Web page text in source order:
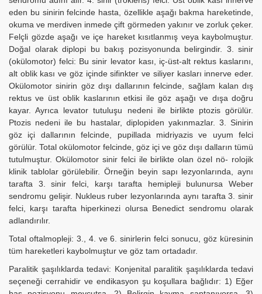
eden bu sinirin felcinde hasta, özellikle aşağı bakma hareketinde,
okuma ve merdiven inmede çift görmeden yakınır ve zorluk çeker.
Felçli gözde aşağı ve içe hareket kısıtlanmış veya kaybolmuştur.
Doğal olarak diplopi bu bakış pozisyonunda belirgindir. 3. sinir
(okülomotor) felci: Bu sinir levator kası, iç-üst-alt rektus kaslarını,
alt oblik kası ve göz içinde sifinkter ve siliyer kasları innerve eder.
Okülomotor sinirin göz dışı dallarının felcinde, sağlam kalan dış
rektus ve üst oblik kaslarının etkisi ile göz aşağı ve dışa doğru
kayar. Ayrıca levator tutuluşu nedeni ile birlikte ptozis görülür.
Ptozis nedeni ile bu hastalar, diplopiden yakınmazlar. 3. Sinirin
göz içi dallarının felcinde, pupillada midriyazis ve uyum felci
görülür. Total okülomotor felcinde, göz içi ve göz dışı dalların tümü
tutulmuştur. Okülomotor sinir felci ile birlikte olan özel nö- rolojik
klinik tablolar görülebilir. Örneğin beyin sapı lezyonlarında, aynı
tarafta 3. sinir felci, karşı tarafta hemipleji bulunursa Weber
sendromu gelişir. Nukleus ruber lezyonlarında aynı tarafta 3. sinir
felci, karşı tarafta hiperkinezi olursa Benedict sendromu olarak
adlandırılır.
Total oftalmopleji: 3., 4. ve 6. sinirlerin felci sonucu, göz küresinin
tüm hareketleri kaybolmuştur ve göz tam ortadadır.
Paralitik şaşılıklarda tedavi: Konjenital paralitik şaşılıklarda tedavi
seçeneği cerrahidir ve endikasyon şu koşullara bağlıdır: 1) Eğer